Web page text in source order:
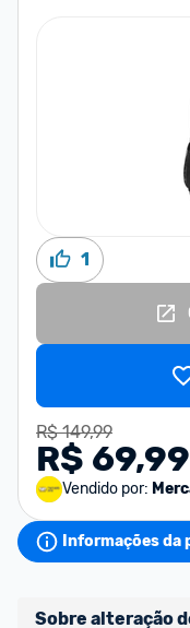
1
R$ 149,99
R$ 69,99
Vendido por:
Informações da
Sobre alteração